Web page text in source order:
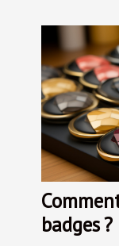
badges ?